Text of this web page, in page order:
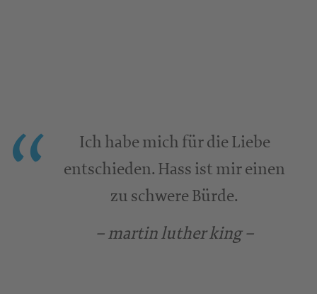
Ich habe mich für die Liebe
entschieden. Hass ist mir einen
zu schwere Bürde.
– martin luther king –